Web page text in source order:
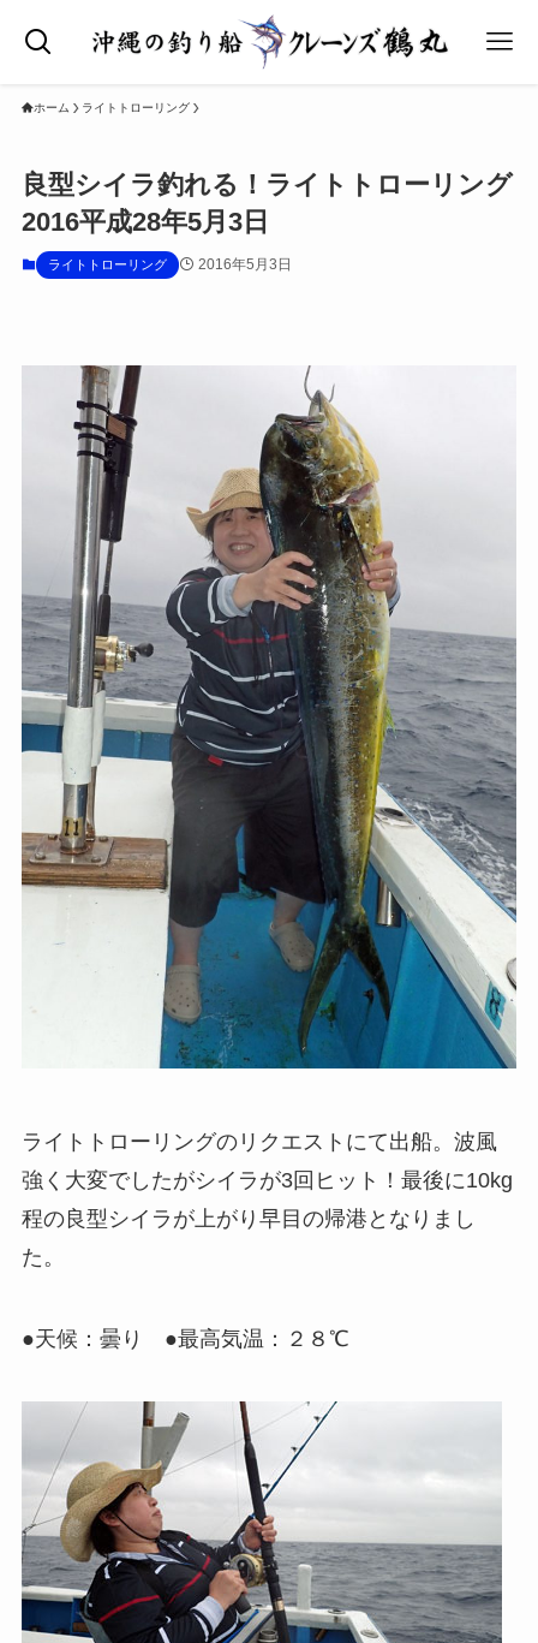
ホーム ライトトローリング
良型シイラ釣れる！ライトトローリング
2016平成28年5月3日
ライトトローリング 2016年5月3日
ライトトローリングのリクエストにて出船。波風
強く大変でしたがシイラが3回ヒット！最後に10kg
程の良型シイラが上がり早目の帰港となりまし
た。
●天候：曇り ●最高気温：２８℃